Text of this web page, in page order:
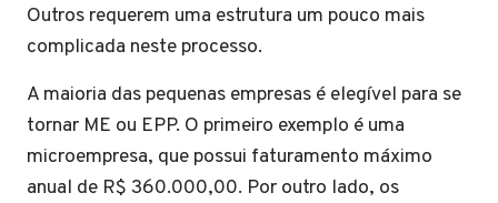
Outros requerem uma estrutura um pouco mais
complicada neste processo.
A maioria das pequenas empresas é elegível para se
tornar ME ou EPP. O primeiro exemplo é uma
microempresa, que possui faturamento máximo
anual de R$ 360.000,00. Por outro lado, os